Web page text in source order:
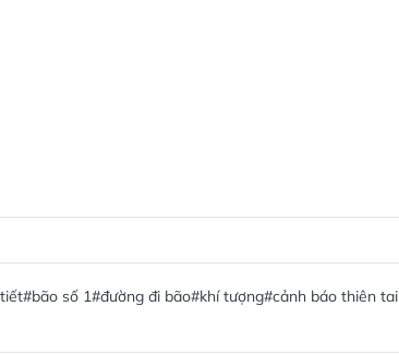
#bão số 1#đường đi bão#khí tượng#cảnh báo thiên tai